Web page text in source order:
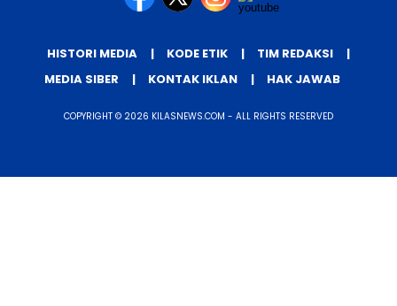
HISTORI MEDIA KODE ETIK
TIM REDAKSI
MEDIA SIBER
KONTAK IKLAN HAK JAWAB
COPYRIGHT © 2026 KILASNEWS.COM - ALL RIGHTS RESERVED